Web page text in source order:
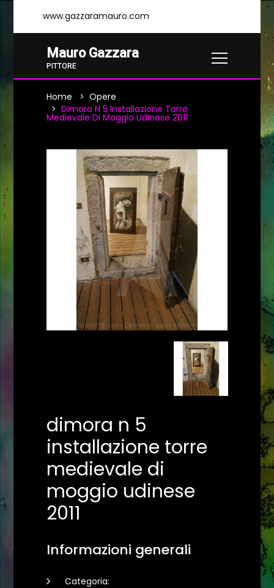
www.gazzaramauro.com
Mauro Gazzara
PITTORE
Home
Opere
Dimora N 5 Installazione Torre
Medievale Di Moggio Udinese 2011
dimora n 5
installazione torre
medievale di
moggio udinese
2011
Informazioni generali
Categoria: